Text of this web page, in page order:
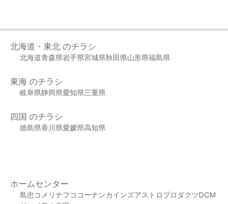
北海道・東北 のチラシ
北海道青森県岩手県宮城県秋田県山形県福島県
東海 のチラシ
岐阜県静岡県愛知県三重県
四国 のチラシ
徳島県香川県愛媛県高知県
ホームセンター
島忠 コメリ ナフコ コーナンカインズアストロプロダクツDCM